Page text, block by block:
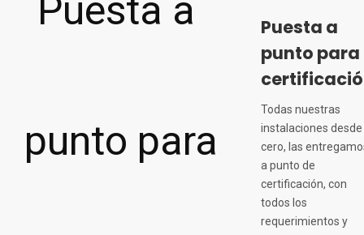
Puesta a
punto para
Todas nuestras
instalaciones desde
cero, las
a punto de
certificación, con
todos los
requerimientos y